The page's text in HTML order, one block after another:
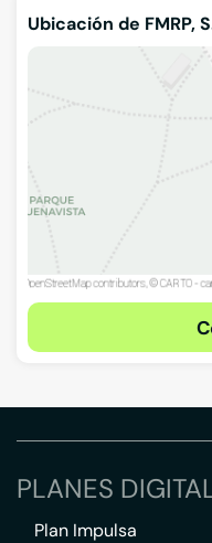
Ubicación de FMRP,
PLANES
Plan Impulsa